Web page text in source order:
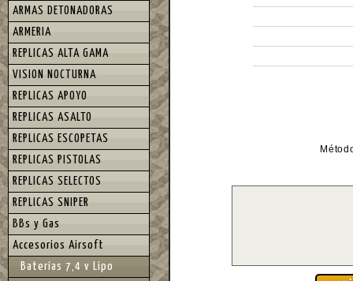
ARMAS DETONADORAS
ARMERIA
REPLICAS ALTA GAMA
VISION NOCTURNA
REPLICAS APOYO
REPLICAS ASALTO
REPLICAS ESCOPETAS
REPLICAS PISTOLAS
REPLICAS SELECTOS
REPLICAS SNIPER
BBs y Gas
Accesorios Airsoft
Baterías 7,4 v Lipo